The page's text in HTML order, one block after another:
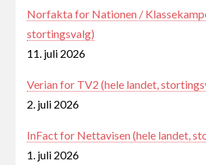
Norfakta for Nationen /
stortingsvalg)
11. juli 2026
Verian for TV2 (hele landet,
2. juli 2026
InFact for Nettavisen (hele landet,
1. juli 2026